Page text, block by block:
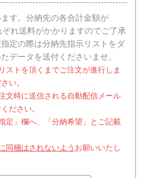
す。分納先の各合計金額が
れ送料がかかりますのでご了承
定の際は分納先指示リストをダ
データを送付くださいませ。
ストを頂くまでご注文が進行しま
い。
文時に送信される自動配信メール
ださい。
定」欄へ、「分納希望」とご記載
同梱はされないよう お願いいたし